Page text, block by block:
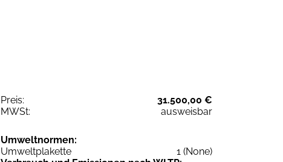
Preis:
31.500,00 €
MWSt:
ausweisbar
Umweltnormen:
Umweltplakette
1 (None)